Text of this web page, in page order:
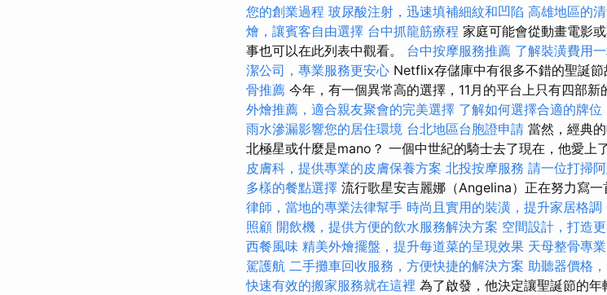
您的創業過程 玻尿酸注射，迅速填補細紋和凹陷 高雄地區的
燴，讓賓客自由選擇 台中抓龍筋療程 家庭可能會從動畫電影
事也可以在此列表中觀看。 台中按摩服務推薦 了解裝潢費用
潔公司，專業服務更安心 Netflix存儲庫中有很多不錯的聖誕
骨推薦 今年，有一個異常高的選擇，11月的平台上只有四部新
外燴推薦，適合親友聚會的完美選擇 了解如何選擇合適的牌
雨水滲漏影響您的居住環境 台北地區台胞證申請 當然，經典
北極星或什麼是mano？ 一個中世紀的騎士去了現在，他愛上
皮膚科，提供專業的皮膚保養方案 北投按摩服務 請一位打掃
多樣的餐點選擇 流行歌星安吉麗娜（Angelina）正在努力寫
律師，當地的專業法律幫手 時尚且實用的裝潢，提升家居格調
照顧 開飲機，提供方便的飲水服務解決方案 空間設計，打造
西餐風味 精美外燴擺盤，提升每道菜的呈現效果 天母整骨專業
駕護航 二手攤車回收服務，方便快捷的解決方案 助聽器價格
快速有效的搬家服務就在這裡 為了啟發，他決定讓聖誕節的年